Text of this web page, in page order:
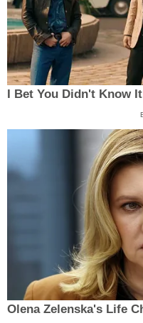
I Bet You Didn't Know
Olena Zelenska's Life